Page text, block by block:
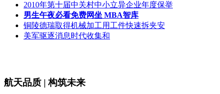
2010年第十届中关村中小立异企业年度保举
男生午夜必看免费网坐 MBA智库
铜陵德瑞取得机械加工用工件快速拆夹安
美军驱逐消息时代收集和
航天品质 | 构筑未来